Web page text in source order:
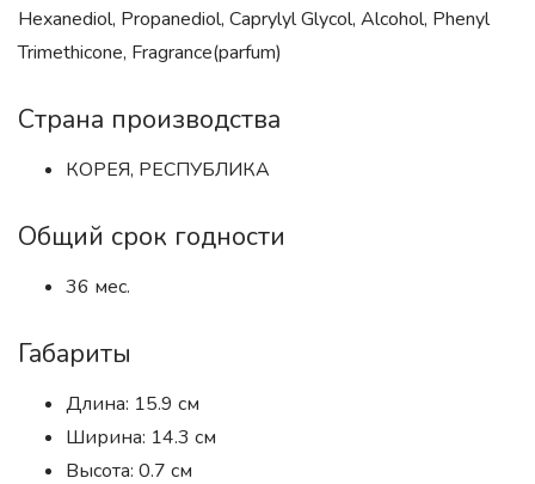
Hexanediol, Propanediol, Caprylyl Glycol, Alcohol, Phenyl
Trimethicone, Fragrance(parfum)
Страна производства
КОРЕЯ, РЕСПУБЛИКА
Общий срок годности
36 мес.
Габариты
Длина: 15.9 см
Ширина: 14.3 см
Высота: 0.7 см